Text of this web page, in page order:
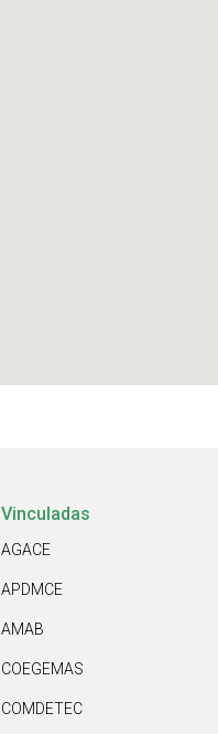
Vinculadas
AGACE
APDMCE
AMAB
COEGEMAS
COMDETEC